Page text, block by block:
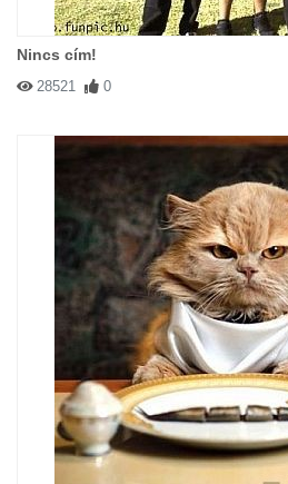
Nincs cím!
28521 0